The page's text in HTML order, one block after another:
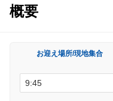
概要
お迎え場所/現地集合